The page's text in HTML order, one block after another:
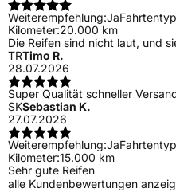
Weiterempfehlung:Ja
Kilometer:20.000 km
Die Reifen sind nicht laut, und
TRTimo R.
28.07.2026
Super Qualität schneller
SKSebastian K.
27.07.2026
Weiterempfehlung:Ja
Kilometer:15.000 km
Sehr gute Reifen
alle Kundenbewertungen